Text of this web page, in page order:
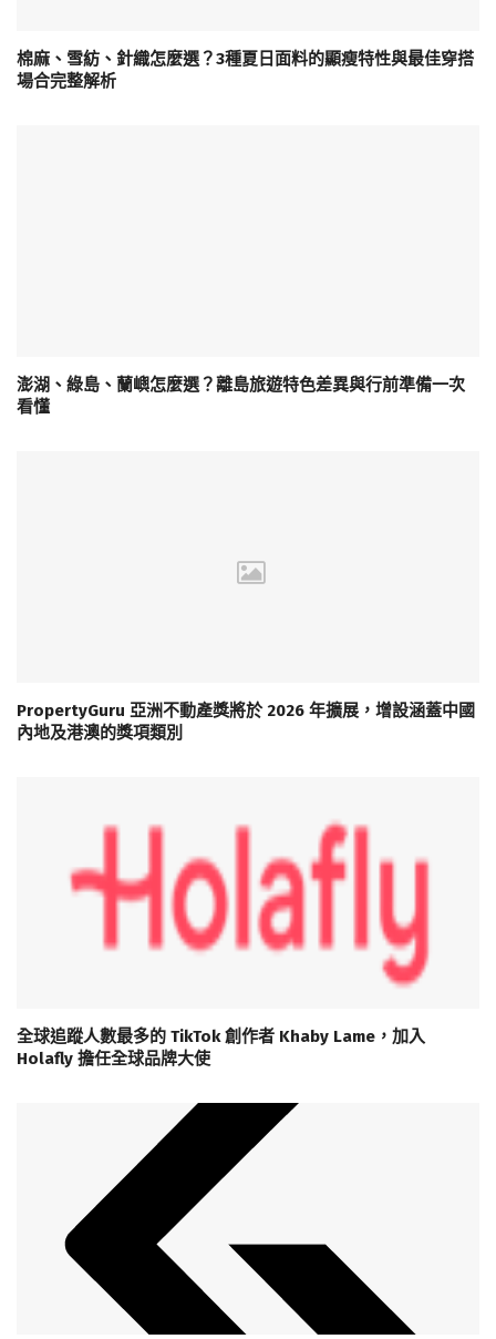
棉麻、雪紡、針織怎麼選？3種夏日面料的顯瘦特性與最佳穿搭
場合完整解析
澎湖、綠島、蘭嶼怎麼選？離島旅遊特色差異與行前準備一次
看懂
PropertyGuru 亞洲不動產獎將於 2026 年擴展，增設涵蓋中國
內地及港澳的獎項類別
全球追蹤人數最多的 TikTok 創作者 Khaby Lame，加入
Holafly 擔任全球品牌大使